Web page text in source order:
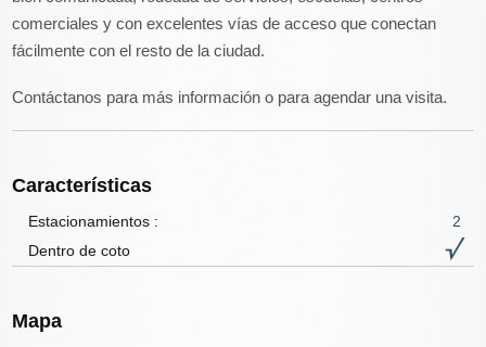
comerciales y con excelentes vías de acceso que conectan
fácilmente con el resto de la ciudad.
Contáctanos para más información o para agendar una visita.
Características
Estacionamientos :
2
Dentro de coto
Mapa